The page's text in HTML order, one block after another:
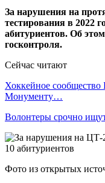
За нарушения на
тестирования в 2022
абитуриентов. Об
госконтроля.
Сейчас читают
Хоккейное сообщество
Монументу…
Волонтеры срочно
Фото из открытых